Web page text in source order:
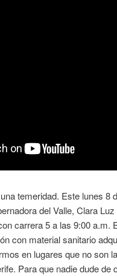
temeridad. Este lunes 8
del Valle, Clara
carrera 5 a las 9:00 a.m.
con material sanitario
en lugares que no son
Para que nadie dude